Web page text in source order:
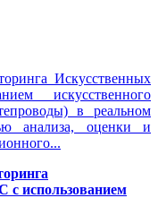
Искусственных
искусственного
в реальном
анализа, оценки и
использованием